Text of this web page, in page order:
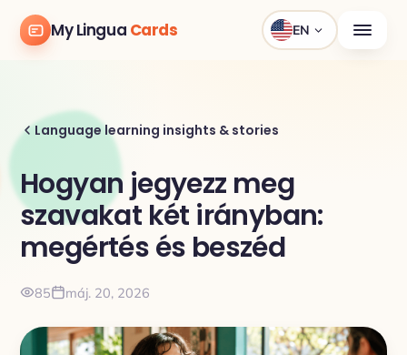
My Lingua Cards EN
Language learning insights & stories
Hogyan jegyezz meg
szavakat két irányban:
megértés és beszéd
85 máj. 20, 2026